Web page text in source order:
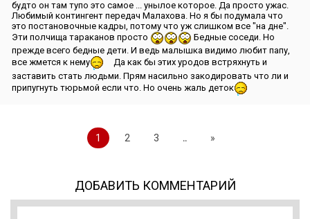
будто он там тупо это самое ... унылое которое. Да просто ужас.
Любимый контингент передач Малахова. Но я бы подумала что
это постановочные кадры, потому что уж слишком все ″на дне″.
Эти полчища тараканов просто
Бедные соседи. Но
прежде всего бедные дети. И ведь малышка видимо любит папу,
все жмется к нему
Да как бы этих уродов встряхнуть и
заставить стать людьми. Прям насильно закодировать что ли и
припугнуть тюрьмой если что. Но очень жаль деток
1 2 3 .. »
ДОБАВИТЬ КОММЕНТАРИЙ